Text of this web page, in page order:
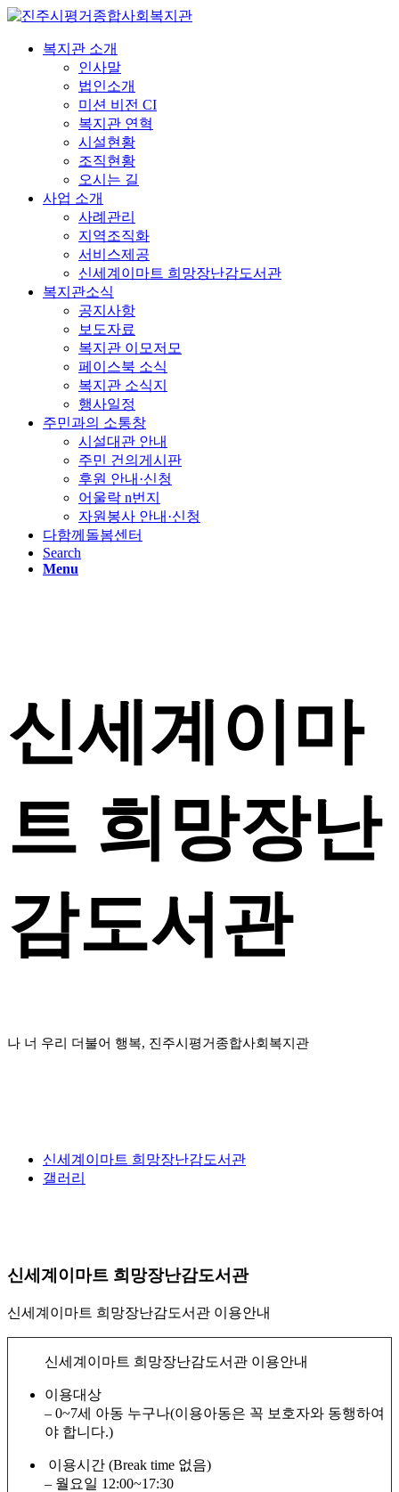
복지관 소개
인사말
법인소개
미션 비전 CI
복지관 연혁
시설현황
조직현황
오시는 길
사업 소개
사례관리
지역조직화
서비스제공
신세계이마트 희망장난감도서관
복지관소식
공지사항
보도자료
복지관 이모저모
페이스북 소식
복지관 소식지
행사일정
주민과의 소통창
시설대관 안내
주민 건의게시판
후원 안내·신청
어울락 n번지
자원봉사 안내·신청
다함께돌봄센터
Search
Menu
신세계이마
트 희망장난
감도서관
나 너 우리 더불어 행복, 진주시평거종합사회복지관
신세계이마트 희망장난감도서관
갤러리
신세계이마트 희망장난감도서관
신세계이마트 희망장난감도서관 이용안내
신세계이마트 희망장난감도서관 이용안내
이용대상
– 0~7세 아동 누구나(이용아동은 꼭 보호자와 동행하여
야 합니다.)
이용시간 (Break time 없음)
– 월요일 12:00~17:30